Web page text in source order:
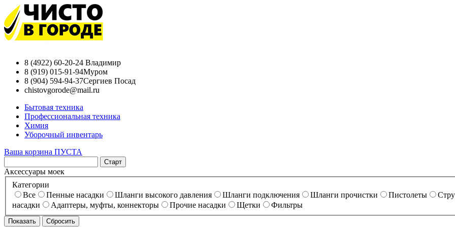
8 (4922) 60-20-24 Владимир
8 (919) 015-91-94Муром
8 (904) 594-94-37Сергиев Посад
chistovgorode@mail.ru
Бытовая техника
Профессиональная техника
Химия
Уборочный инвентарь
Ваша корзина ПУСТА
Аксессуары моек
Категории
Все
Пенные насадки Шланги высокого давления Шланги подключения Шланги прочистки Пистолеты
насадки
Адаптеры, муфты, коннекторы Прочие насадки Щетки Фильтры